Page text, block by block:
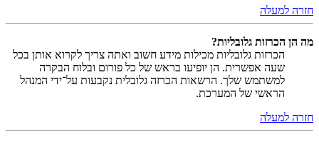
חזרה למעלה
מה הן הכרזות גלובליות?
הכרזות גלובליות מכילות מידע חשוב ואתה צריך לקרוא אותן בכל
שעה אפשרית. הן יופיעו בראש של כל פורום ובלוח הבקרה
למשתמש שלך. הרשאות הכרזה גלובלית נקבעות על־ידי המנהל
הראשי של המערכת.
חזרה למעלה